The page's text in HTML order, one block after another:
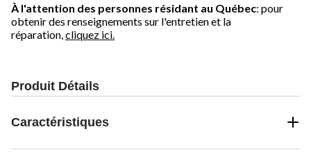
À l'attention des personnes résidant au Québec: pour
obtenir des renseignements sur l'entretien et la
réparation, cliquez ici.
Produit Détails
Caractéristiques